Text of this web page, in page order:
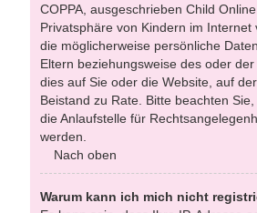
COPPA, ausgeschrieben Child
Privatsphäre von Kindern im
die möglicherweise persönliche
Eltern beziehungsweise des oder
dies auf Sie oder die Website, auf
Beistand zu Rate. Bitte beachten
die Anlaufstelle für
werden.
Nach oben
Warum kann ich mich nicht